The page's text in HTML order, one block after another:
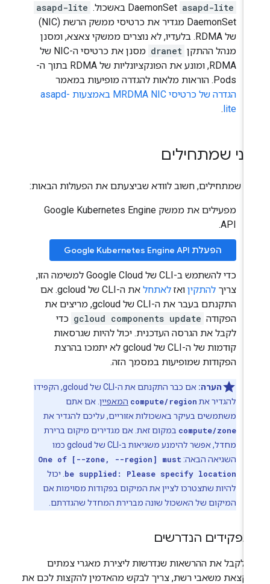
asapd-lite DaemonSet באשכול. ‫
asapd-lite
DaemonSet מגדיר את כרטיסי ממשק הרשת (NIC)
של RDMA. בלעדיו, לא נוצרים ממשקי צאצא, ומסנן
מנהל ההתקן dranet
מסנן את כרטיסי ה-NIC של
RDMA, ומונע את הפונקציונליות של RDMA בתוך ה-
Pods. הוראות מלאות להגדרה מופיעות במאמר
הגדרה של כרטיסי MRDMA NIC באמצעות asapd-
שמתחילים
שמתחילים, חשוב לוודא שביצעתם את הפעולות הבאות:
מפעילים את ממשק Google Kubernetes Engine
הפעלת Google Kubernetes Engine API
כדי להשתמש ב-CLI של Google Cloud למשימה הזו,
צריךלהתקיןואזלאתחל
את ה-CLI של gcloud. אם
התקנתם בעבר את ה-CLI של gcloud, מריצים את
הפקודה gcloud components update כדי
לקבל את הגרסה העדכנית. יכול להיות שגרסאות
קודמות של ה-CLI של gcloud לא יתמכו בהרצת
הפקודות שמופיעות במסמך הזה.
הערה:
אם כבר התקנתם את ה-CLI של gcloud, הקפידו
להגדיר אתcompute/region המאפיין. אם אתם
משתמשים בעיקר באשכולות אזוריים, עליכם להגדיר את
compute/zoneבמקום זאת. אם מגדירים מיקום ברירת
מחדל, אפשר להימנע משגיאות ב-CLI של gcloud כמו
השגיאה הבאה:One of [--zone, --region] must
be supplied: Please specify location. יכול
להיות שתצטרכו לציין את המיקום בפקודות מסוימות אם
המיקום של האשכול שונה מברירת המחדל שהגדרתם.
הנדרשים
לקבל את ההרשאות שנדרשות ליצירת מאגרי צמתים
משאבי רשת, צריך לבקש מהאדמין להקצות לכם את